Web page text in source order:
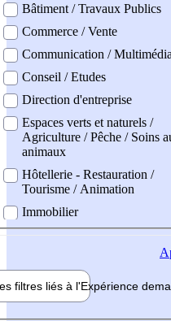
Bâtiment / Travaux Publics
Commerce / Vente
Communication / Multimédia
Conseil / Etudes
Direction d'entreprise
Espaces verts et naturels /
Agriculture / Pêche / Soins
animaux
Hôtellerie - Restauration /
Tourisme / Animation
Immobilier
filtres liés à l'Expérience